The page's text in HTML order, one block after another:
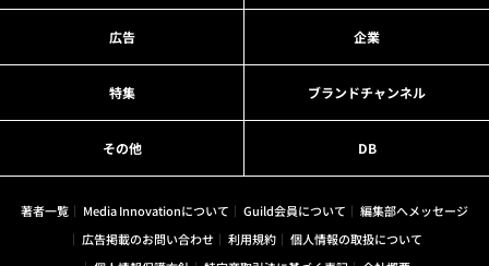
広告 企業
特集 ブランドチャンネル
その他 DB
著者一覧 Media Innovationについて Guild会員について
編集部へメッセージ
広告掲載のお問い合わせ
利用規約
個人情報の取扱について